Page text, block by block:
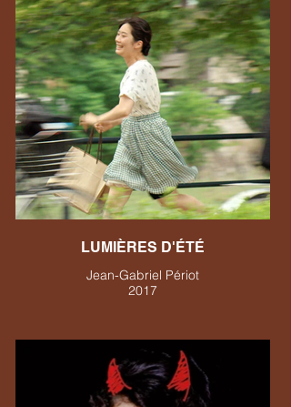
LUMIÈRES D'ÉTÉ
Jean-Gabriel Périot
2017